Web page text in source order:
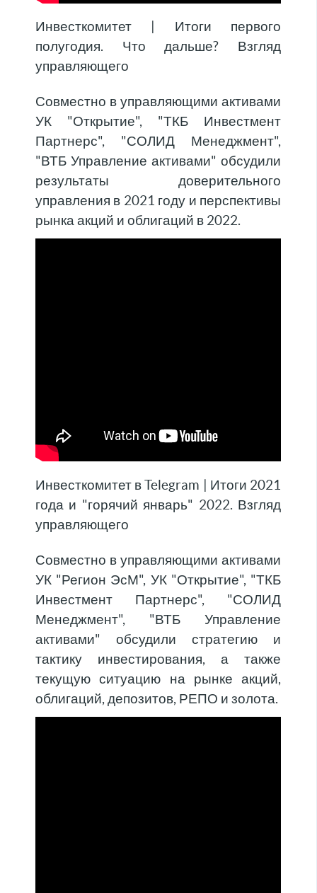
Инвесткомитет | Итоги первого
полугодия. Что дальше? Взгляд
управляющего
Совместно в управляющими активами
УК "Открытие", "ТКБ Инвестмент
Партнерс", "СОЛИД Менеджмент",
"ВТБ Управление активами" обсудили
результаты доверительного
управления в 2021 году и перспективы
рынка акций и облигаций в 2022.
Инвесткомитет в Telegram | Итоги 2021
года и "горячий январь" 2022. Взгляд
управляющего
Совместно в управляющими активами
УК "Регион ЭсМ", УК "Открытие", "ТКБ
Инвестмент Партнерс", "СОЛИД
Менеджмент", "ВТБ Управление
активами" обсудили стратегию и
тактику инвестирования, а также
текущую ситуацию на рынке акций,
облигаций, депозитов, РЕПО и золота.